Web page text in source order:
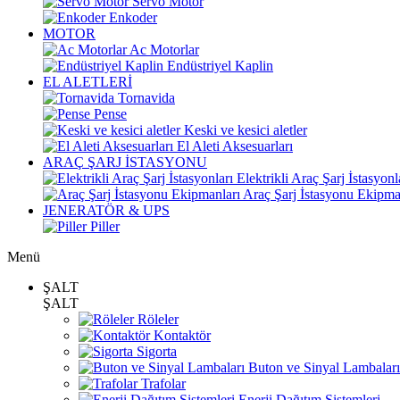
Enkoder
MOTOR
Ac Motorlar
Endüstriyel Kaplin
EL ALETLERİ
Tornavida
Pense
Keski ve kesici aletler
El Aleti Aksesuarları
ARAÇ ŞARJ İSTASYONU
Elektrikli Araç Şarj
Araç Şarj İstasyonu
JENERATÖR & UPS
Piller
Menü
ŞALT
ŞALT
Röleler
Kontaktör
Sigorta
Buton ve Sinyal Lambaları
Trafolar